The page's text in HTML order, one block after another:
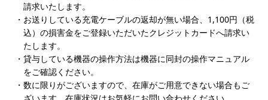
請求いたします。
お送りしている充電ケーブルの返却が無い場合、1,100円（税
込）の損害金をご登録いただいたクレジットカードへ請求い
たします。
貸与している機器の操作方法は機器に同封の操作マニュアル
をご確認ください。
数に限りがございますので、在庫がご用意できない場合もご